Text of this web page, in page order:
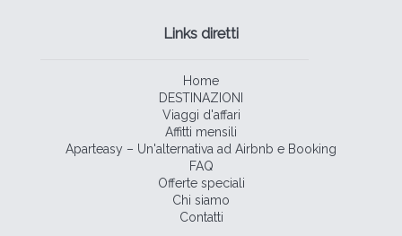
Links diretti
Home
DESTINAZIONI
Viaggi d'affari
Affitti mensili
Aparteasy – Un'alternativa ad Airbnb e Booking
FAQ
Offerte speciali
Chi siamo
Contatti